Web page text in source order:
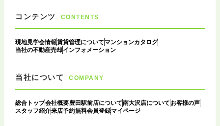
コンテンツ CONTENTS
現地見学会情報賃貸管理について マンションカタログ
当社の不動産売却インフォメーション
当社について COMPANY
総合トップ会社概要豊田駅前店について南大沢店について お客様の声
スタッフ紹介来店予約無料会員登録マイページ